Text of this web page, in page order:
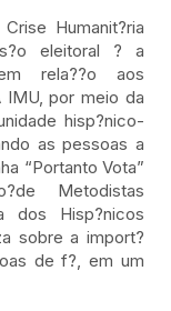
Humanit?ria
eleitoral ? a
rela??o aos
IMU, por meio da
hisp?nico-
as pessoas a
“Portanto Vota”
Metodistas
dos Hisp?nicos
sobre a import?
de f?, em um